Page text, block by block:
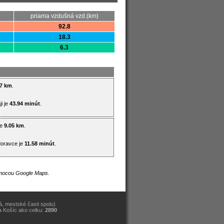
priama vzdušná vzd.(km)
92.8
18.3
6.3
km
je 43.94 minút
9.05 km
je 11.58 minút
Google Maps.
mestské časti spolu)
Košíc ako celku: 2890